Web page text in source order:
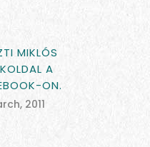
MIKLÓS
A
ON.
2011